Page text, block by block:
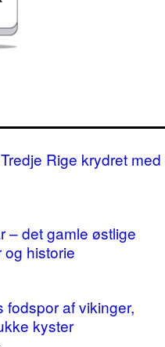
Rige krydret med
– det gamle østlige
historie
fodspor af vikinger,
kyster